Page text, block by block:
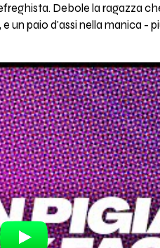
Debole la ragazza
un paio d'assi nella manica -